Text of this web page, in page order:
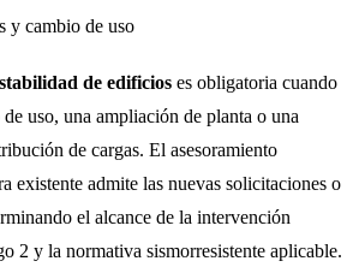
y cambio de uso
de edificios es obligatoria cuando
uso, una ampliación de planta o una
de cargas. El asesoramiento
existente admite las nuevas solicitaciones o
el alcance de la intervención
2 y la normativa sismorresistente aplicable.